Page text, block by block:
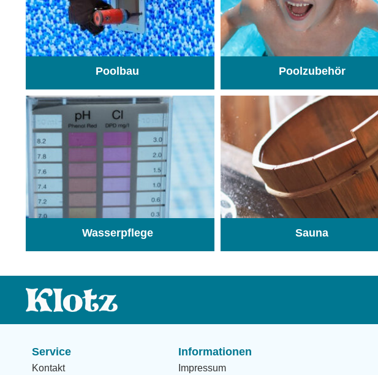
Poolbau Poolzubehör
Wasserpflege Sauna
Service
Kontakt
Informationen
Impressum